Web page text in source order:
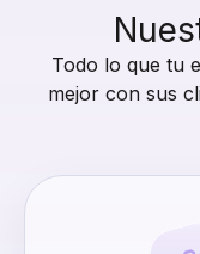
Todo lo que tu
mejor con sus